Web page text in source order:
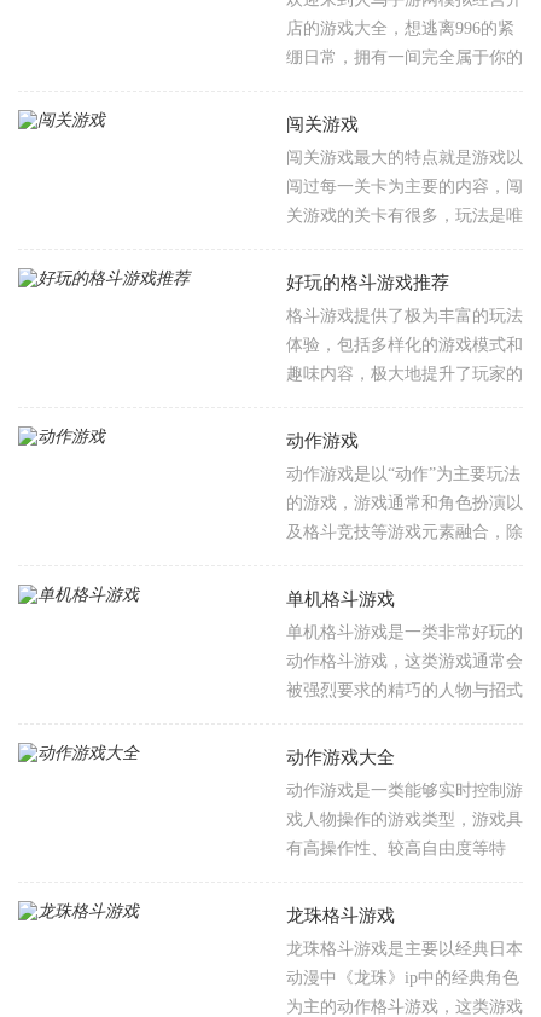
据顾客需求合理安排座位、点菜
送餐，并通过灵活应对提升顾客
的餐厅经营类游戏。比如法拉费
尔之王餐厅，小人和小船小游戏
本。对餐厅经营类游戏感兴趣的
玩家不要错过，欢迎大家在火鸟
手游网下载游玩。
店的游戏大全，想逃离996的紧
绷日常，拥有一间完全属于你的
开店游戏，直接把你藏了很久的
开店梦搬到屏幕里！慢慢攒口碑
升级铺面，解锁隐藏的独家配
方，招募性格各异的小店员，甚
慕名而来的特色招牌。
闯关游戏
闯关游戏最大的特点就是游戏以
闯过每一关卡为主要的内容，闯
关游戏的关卡有很多，玩法是唯
有不少的其他游戏类型的元素
在，比如恐怖、解密、冒险、射
击等，而闯关游戏给玩家带来的
成就感以及轻松感是很多游戏给
关游戏的需求，本站整理了一些
好玩的闯关游戏，这些游戏中含
单人或多人玩法，欢迎大家收藏
下载。
好玩的格斗游戏推荐
格斗游戏提供了极为丰富的玩法
体验，包括多样化的游戏模式和
趣味内容，极大地提升了玩家的
中尝试各种极限格斗操作，享受
其带来的丰富内容和全新体验，
每一种玩法都充满了精彩和趣
味，适合所有玩家探索和体验。
在激烈的战斗中度过愉快的游戏
时光。
动作游戏
动作游戏是以“动作”为主要玩法
的游戏，游戏通常和角色扮演以
及格斗竞技等游戏元素融合，除
外，也给玩家带来了极致的视觉
上的动作享受，游戏中角色的动
作通常夸张并且华丽，特效也是
十分的吸引人的视线，为了满足
的并且风格多样的动作游戏，喜
欢的话就下载收藏起来吧！
单机格斗游戏
单机格斗游戏是一类非常好玩的
动作格斗游戏，这类游戏通常会
被强烈要求的精巧的人物与招式
一般来说这类游戏操作和技能是
最主要的，而且游戏内为大家提
供了人物技能酷炫真实格斗，快
感十足，连招动作流畅全新改版
错过了，欢迎大家通过本网站来
收藏下载。
动作游戏大全
动作游戏是一类能够实时控制游
戏人物操作的游戏类型，游戏具
有高操作性、较高自由度等特
馈，更有参与感、沉浸度，是十
分受欢迎的游戏类型。高清的游
戏画面，精美的游戏角色，丰富
的游戏剧情，很有吸引力。有需
龙珠格斗游戏
龙珠格斗游戏是主要以经典日本
动漫中《龙珠》ip中的经典角色
为主的动作格斗游戏，这类游戏